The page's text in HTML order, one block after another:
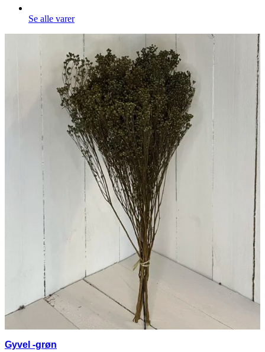
Se alle varer
Gyvel -grøn